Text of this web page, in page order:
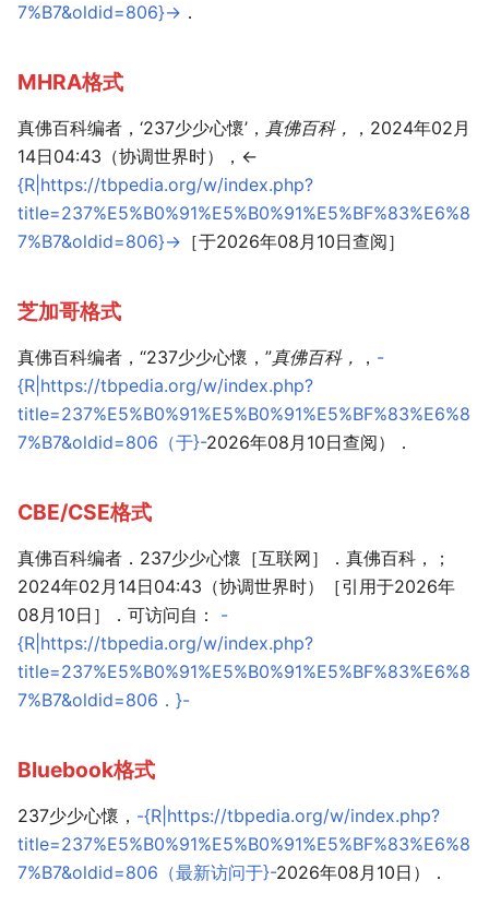
7%B7&oldid=806}- >．
MHRA格式
真佛百科编者，‘237少少心懷’， 真佛百科，
，2024年02月
14日04:43（协调世界时），<
{R|https://tbpedia.org/w/index.php?
title=237%E5%B0%91%E5%B0%91%E5%BF%83%E6%8
7%B7&oldid=806}- >［于2026年08月10日查阅］
芝加哥格式
真佛百科编者，“237少少心懷，”真佛百科， ， -
{R|https://tbpedia.org/w/index.php?
title=237%E5%B0%91%E5%B0%91%E5%BF%83%E6%8
7%B7&oldid=806（于}-2026年08月10日查阅）．
CBE/CSE格式
真佛百科编者．237少少心懷［互联网］．真佛百科，；
2024年02月14日04:43（协调世界时）［引用于2026年
08月10日］．可访问自： -
{R|https://tbpedia.org/w/index.php?
title=237%E5%B0%91%E5%B0%91%E5%BF%83%E6%8
7%B7&oldid=806．}-
Bluebook格式
237少少心懷， -{R|https://tbpedia.org/w/index.php?
title=237%E5%B0%91%E5%B0%91%E5%BF%83%E6%8
7%B7&oldid=806（最新访问于}-2026年08月10日）．